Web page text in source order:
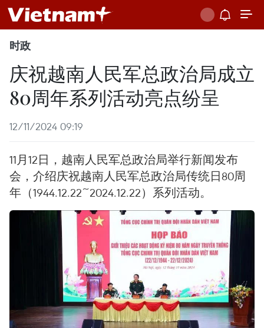
时政
庆祝越南人民军总政治局成立
80周年系列活动亮点纷呈
12/11/2024 09:19
11月12日，越南人民军总政治局举行新闻发布
会，介绍庆祝越南人民军总政治局传统日80周
年（1944.12.22~2024.12.22）系列活动。